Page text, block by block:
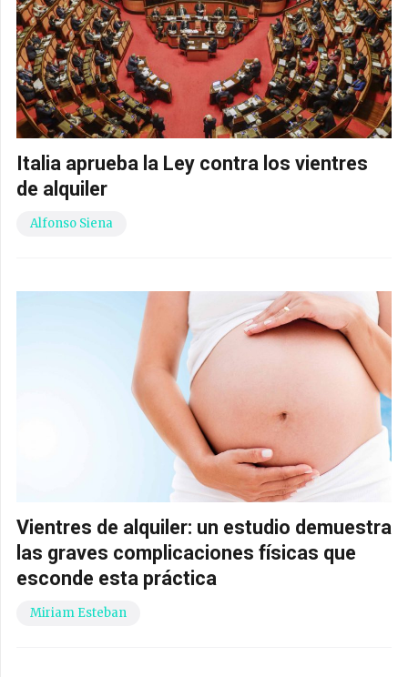
Italia aprueba la Ley contra los vientres
de alquiler
Alfonso Siena
Vientres de alquiler: un estudio demuestra
las graves complicaciones físicas que
esconde esta práctica
Miriam Esteban